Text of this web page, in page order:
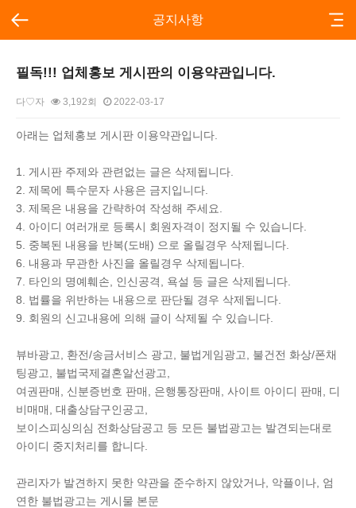
공지사항
필독!!! 업체홍보 게시판의 이용약관입니다.
다♡자 3,192회 2022-03-17
본문
아래는 업체홍보 게시판 이용약관입니다.
1. 게시판 주제와 관련없는 글은 삭제됩니다.
2. 제목에 특수문자 사용은 금지입니다.
3. 제목은 내용을 간략하여 작성해 주세요.
4. 아이디 여러개로 등록시 회원자격이 정지될 수 있습니다.
5. 중복된 내용을 반복(도배) 으로 올릴경우 삭제됩니다.
6. 내용과 무관한 사진을 올릴경우 삭제됩니다.
7. 타인의 명예훼손, 인신공격, 욕설 등 글은 삭제됩니다.
8. 법률을 위반하는 내용으로 판단될 경우 삭제됩니다.
9. 회원의 신고내용에 의해 글이 삭제될 수 있습니다.
뷰바광고, 환전/송금서비스 광고, 불법게임광고, 불건전 화상/폰채
팅광고, 불법국제결혼알선광고,
여권판매, 신분증번호 판매, 은행통장판매, 사이트 아이디 판매, 디
비매매, 대출상담구인공고,
보이스피싱의심 전화상담공고 등 모든 불법광고는 발견되는대로
아이디 중지처리를 합니다.
관리자가 발견하지 못한 약관을 준수하지 않았거나, 악플이나, 엄
연한 불법광고는 게시물 본문